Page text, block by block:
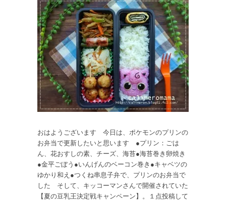
おはようございます 今日は、ポケモンのプリンの
お弁当で更新したいと思います ●プリン：ごは
ん、花おすしの素、チーズ、海苔●海苔巻き卵焼き
●金平ごぼう●いんげんのベーコン巻き●キャベツの
ゆかり和え●つくね串息子弁で、プリンのお弁当で
した そして、キッコーマンさんで開催されていた
【夏の豆乳王決定戦キャンペーン】。１点投稿して